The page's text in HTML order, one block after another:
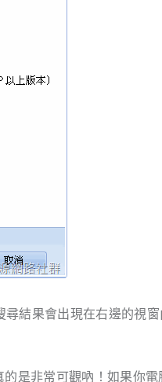
尋結果會出現在右邊的視
的是非常可觀吶！如果你電